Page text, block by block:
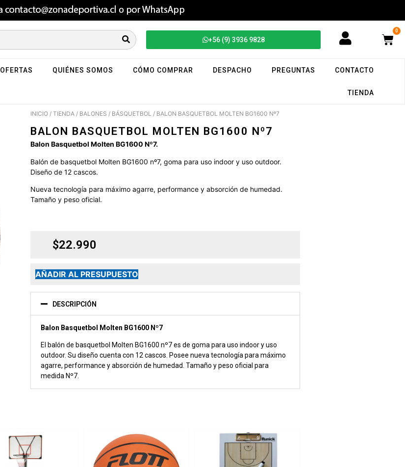
+56 (9) 3936 9828
0
OFERTAS QUIÉNES SOMOS CÓMO COMPRAR DESPACHO PREGUNTAS CONTACTO
TIENDA
INICIO / TIENDA / BALONES / BÁSQUETBOL / BALON BASQUETBOL MOLTEN BG1600 Nº7
BALON BASQUETBOL MOLTEN BG1600 Nº7
Balon Basquetbol Molten BG1600 Nº7.
Balón de basquetbol Molten BG1600 nº7, goma para uso indoor y uso outdoor.
Diseño de 12 cascos.
Nueva tecnología para máximo agarre, performance y absorción de humedad.
Tamaño y peso oficial.
$22.990
AÑADIR AL PRESUPUESTO
DESCRIPCIÓN
Balon Basquetbol Molten BG1600 Nº7
El balón de basquetbol Molten BG1600 nº7 es de goma para uso indoor y uso
outdoor. Su diseño cuenta con 12 cascos. Posee nueva tecnología para máximo
agarre, performance y absorción de humedad. Tamaño y peso oficial para
medida Nº7.